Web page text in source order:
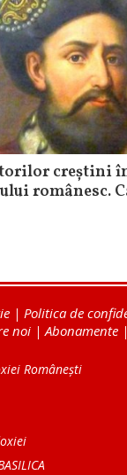
creștini
românesc.
| Politica de
noi | Abonamente |
Românești